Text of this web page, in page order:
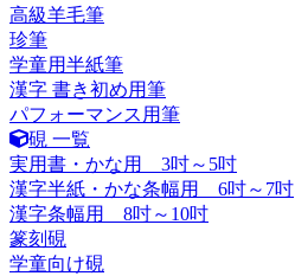
高級羊毛筆
珍筆
学童用半紙筆
漢字 書き初め用筆
パフォーマンス用筆
硯 一覧
実用書・かな用 3吋～5吋
漢字半紙・かな条幅用 6吋～7吋
漢字条幅用 8吋～10吋
篆刻硯
学童向け硯